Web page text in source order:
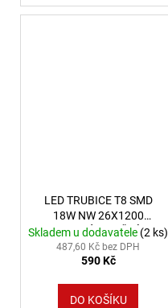
LED TRUBICE T8 SMD
18W NW 26X1200
MATNÉ 1 BOČNÍ
VÝKONOVÉ SPEKTRUM
Skladem u dodavatele (2 ks)
487,60 Kč bez DPH
590 Kč
DO KOŠÍKU